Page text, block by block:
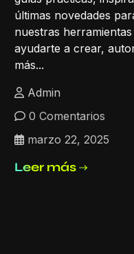
últimas novedades
nuestras
ayudarte a crear,
más...
Admin
0 Comentarios
marzo 22, 2025
Leer más